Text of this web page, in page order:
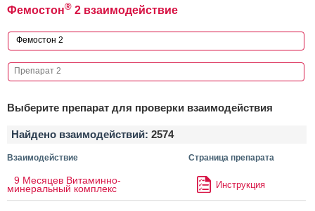
Фемостон® 2 взаимодействие
Выберите препарат для проверки взаимодействия
Найдено взаимодействий: 2574
Взаимодействие Страница препарата
9 Месяцев Витаминно-
минеральный комплекс Инструкция